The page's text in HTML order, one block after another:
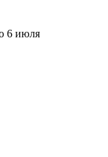
6 июля